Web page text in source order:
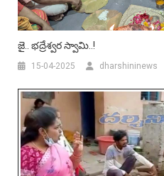
జై.. భద్రేశ్వర స్వామి..!
15-04-2025 dharshininews